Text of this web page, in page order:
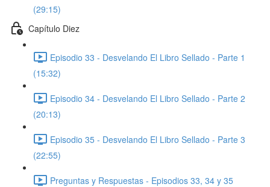
(29:15)
Capítulo Diez
Episodio 33 - Desvelando El Libro Sellado - Parte 1
(15:32)
Episodio 34 - Desvelando El Libro Sellado - Parte 2
(20:13)
Episodio 35 - Desvelando El Libro Sellado - Parte 3
(22:55)
Preguntas y Respuestas - Episodios 33, 34 y 35